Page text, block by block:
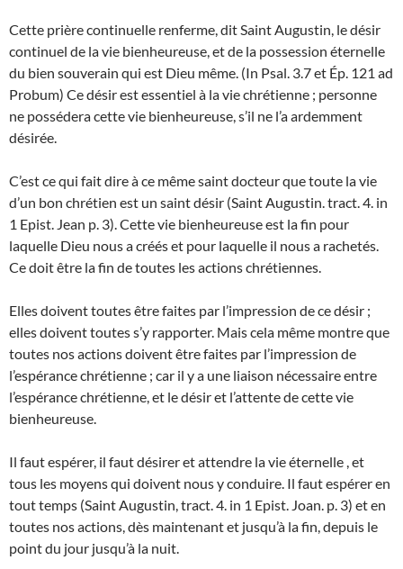
Cette prière continuelle renferme, dit Saint Augustin, le désir
continuel de la vie bienheureuse, et de la possession éternelle
du bien souverain qui est Dieu même. (In Psal. 3.7 et Ép. 121 ad
Probum) Ce désir est essentiel à la vie chrétienne ; personne
ne possédera cette vie bienheureuse, s’il ne l’a ardemment
désirée.
C’est ce qui fait dire à ce même saint docteur que toute la vie
d’un bon chrétien est un saint désir (Saint Augustin. tract. 4. in
1 Epist. Jean p. 3). Cette vie bienheureuse est la fin pour
laquelle Dieu nous a créés et pour laquelle il nous a rachetés.
Ce doit être la fin de toutes les actions chrétiennes.
Elles doivent toutes être faites par l’impression de ce désir ;
elles doivent toutes s’y rapporter. Mais cela même montre que
toutes nos actions doivent être faites par l’impression de
l’espérance chrétienne ; car il y a une liaison nécessaire entre
l’espérance chrétienne, et le désir et l’attente de cette vie
bienheureuse.
Il faut espérer, il faut désirer et attendre la vie éternelle , et
tous les moyens qui doivent nous y conduire. Il faut espérer en
tout temps (Saint Augustin, tract. 4. in 1 Epist. Joan. p. 3) et en
toutes nos actions, dès maintenant et jusqu’à la fin, depuis le
point du jour jusqu’à la nuit.